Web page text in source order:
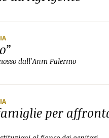
dall’Anm Palermo
per